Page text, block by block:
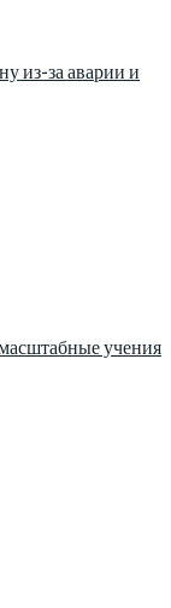
из-за аварии и
учения